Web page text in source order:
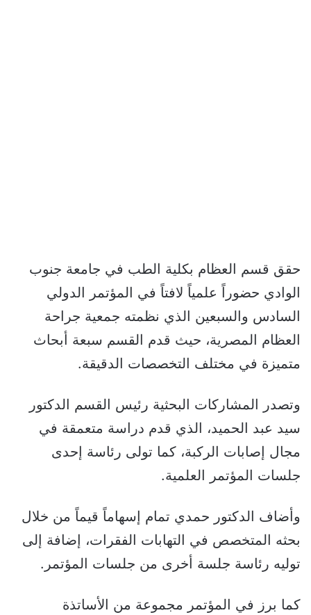
حقق قسم العظام بكلية الطب في جامعة جنوب
الوادي حضوراً علمياً لافتاً في المؤتمر الدولي
السادس والسبعين الذي نظمته جمعية جراحة
العظام المصرية، حيث قدم القسم سبعة أبحاث
متميزة في مختلف التخصصات الدقيقة.
وتصدر المشاركات البحثية رئيس القسم الدكتور
سيد عبد الحميد، الذي قدم دراسة متعمقة في
مجال إصابات الركبة، كما تولى رئاسة إحدى
جلسات المؤتمر العلمية.
وأضاف الدكتور حمدي تمام إسهاماً قيماً من خلال
بحثه المتخصص في التهابات الفقرات، إضافة إلى
توليه رئاسة جلسة أخرى من جلسات المؤتمر.
كما برز في المؤتمر مجموعة من الأساتذة